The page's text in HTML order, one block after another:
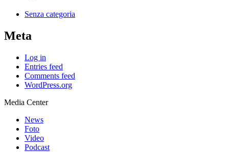
Senza categoria
Meta
Log in
Entries feed
Comments feed
WordPress.org
Media Center
News
Foto
Video
Podcast